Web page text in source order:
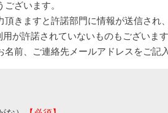
ざいます。
きますと許諾部門に情報が送信され
が許諾されていないものもございま
名前、ご連絡先メールアドレスをご記